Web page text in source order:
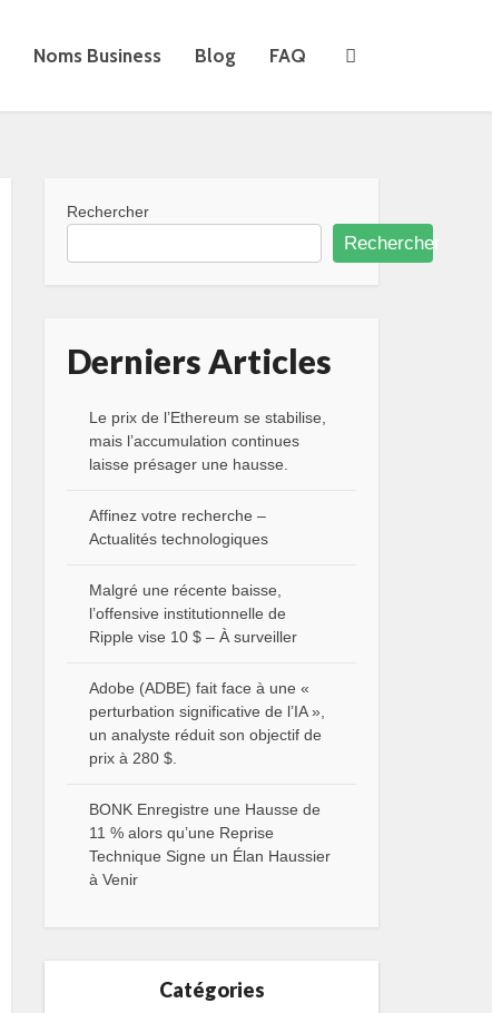
Noms Business Blog FAQ
Rechercher
Rechercher
Derniers Articles
Le prix de l’Ethereum se stabilise,
mais l’accumulation continues
laisse présager une hausse.
Affinez votre recherche –
Actualités technologiques
Malgré une récente baisse,
l’offensive institutionnelle de
Ripple vise 10 $ – À surveiller
Adobe (ADBE) fait face à une «
perturbation significative de l’IA »,
un analyste réduit son objectif de
prix à 280 $.
BONK Enregistre une Hausse de
11 % alors qu’une Reprise
Technique Signe un Élan Haussier
à Venir
Catégories